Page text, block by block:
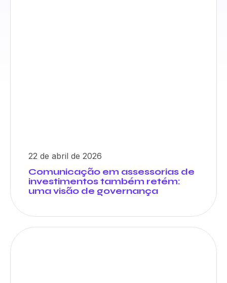
22 de abril de 2026
Comunicação em assessorias de
investimentos também retém:
uma visão de governança